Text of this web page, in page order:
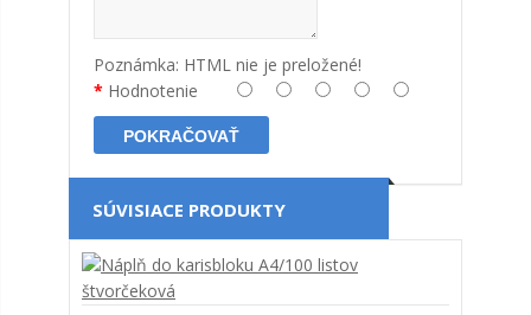
Poznámka: HTML nie je preložené!
Hodnotenie
POKRAČOVAŤ
SÚVISIACE PRODUKTY